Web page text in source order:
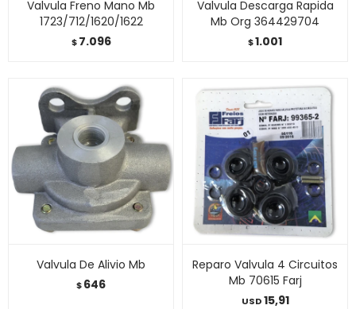
Valvula Freno Mano Mb
1723/712/1620/1622
$ 7.096
Valvula Descarga Rapida
Mb Org 364429704
$1.001
Valvula De Alivio Mb
$646
Reparo Valvula 4 Circuitos
Mb 70615 Farj
USD15,91